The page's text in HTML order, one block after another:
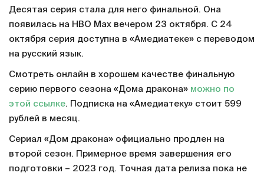
Десятая серия стала для него финальной. Она
появилась на HBO Max вечером 23 октября. С 24
октября серия доступна в «Амедиатеке» с переводом
на русский язык.
Смотреть онлайн в хорошем качестве финальную
серию первого сезона «Дома дракона» можно по
этой ссылке. Подписка на «Амедиатеку» стоит 599
рублей в месяц.
Сериал «Дом дракона» официально продлен на
второй сезон. Примерное время завершения его
подготовки – 2023 год. Точная дата релиза пока не